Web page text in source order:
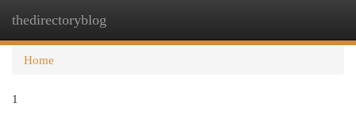
thedirectoryblog
Home
1